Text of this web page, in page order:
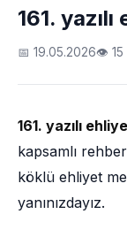
161.
📅 19.05.2026👁 15
161. yazılı
kapsamlı
köklü ehliyet
yanınızdayız.